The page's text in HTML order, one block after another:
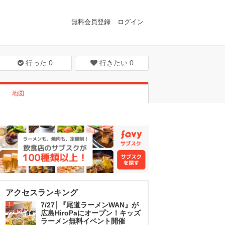
無料会員登録 ログイン
行った 0 行きたい 0
地図
アクセスランキング
1
7/27│『尾道ラーメンWAN』が
広島HiroPaにオープン！キッズ
ラーメン無料イベント開催